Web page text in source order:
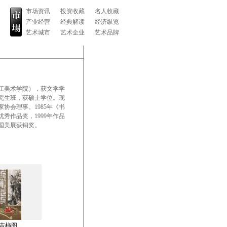
市场资讯
产业经营
艺术城市
投资收藏
经典解读
艺术企业
名人收藏
经济纵览
艺术品牌
美术学院），获文学学
生班，获硕士学位。现
协会理事。1985年《书
秀作品奖，1999年作品
展获铜奖。
柿图.